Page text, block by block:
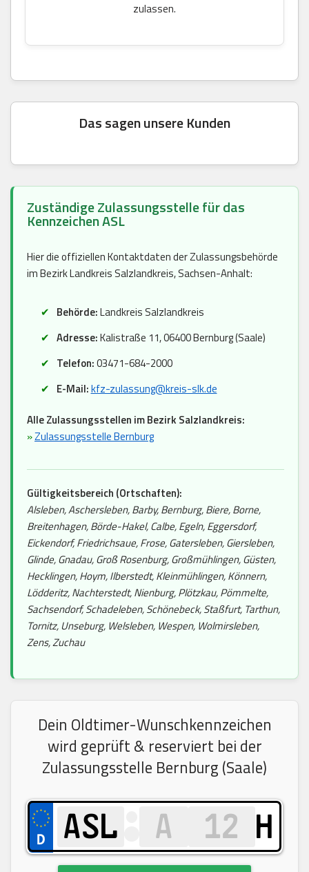
zulassen.
Das sagen unsere Kunden
Zuständige Zulassungsstelle für das
Kennzeichen ASL
Hier die offiziellen Kontaktdaten der Zulassungsbehörde
im Bezirk Landkreis Salzlandkreis, Sachsen-Anhalt:
Behörde:Landkreis Salzlandkreis
Adresse:Kalistraße 11, 06400 Bernburg (Saale)
Telefon:03471-684-2000
E-Mail:kfz-zulassung@kreis-slk.de
Alle Zulassungsstellen im Bezirk Salzlandkreis:
»Zulassungsstelle Bernburg
Gültigkeitsbereich (Ortschaften):
Alsleben, Aschersleben, Barby, Bernburg, Biere, Borne,
Breitenhagen, Börde-Hakel, Calbe, Egeln, Eggersdorf,
Eickendorf, Friedrichsaue, Frose, Gatersleben, Giersleben,
Glinde, Gnadau, Groß Rosenburg, Großmühlingen, Güsten,
Hecklingen, Hoym, Ilberstedt, Kleinmühlingen, Könnern,
Lödderitz, Nachterstedt, Nienburg, Plötzkau, Pömmelte,
Sachsendorf, Schadeleben, Schönebeck, Staßfurt, Tarthun,
Tornitz, Unseburg, Welsleben, Wespen, Wolmirsleben,
Zens, Zuchau
Dein Oldtimer-Wunschkennzeichen
wird geprüft & reserviert bei der
Zulassungsstelle Bernburg (Saale)
H